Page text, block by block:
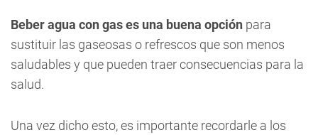
Beber agua con gas es una buena opción para
sustituir las gaseosas o refrescos que son menos
saludables y que pueden traer consecuencias para la
salud.
Una vez dicho esto, es importante recordarle a los